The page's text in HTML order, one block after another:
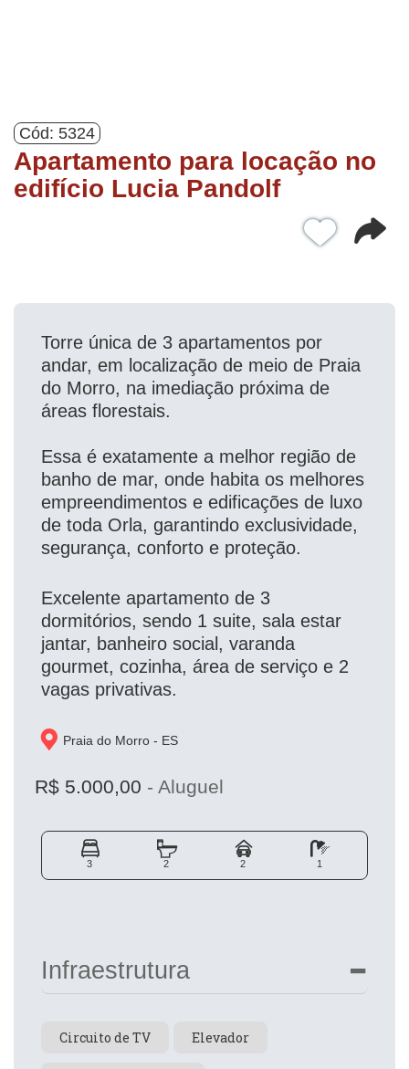
Cód: 5324
Apartamento para locação no
edifício Lucia Pandolf
Torre única de 3 apartamentos por
andar, em localização de meio de Praia
do Morro, na imediação próxima de
áreas florestais.
Essa é exatamente a melhor região de
banho de mar, onde habita os melhores
empreendimentos e edificações de luxo
de toda Orla, garantindo exclusividade,
segurança, conforto e proteção.
Excelente apartamento de 3
dormitórios, sendo 1 suite, sala estar
jantar, banheiro social, varanda
gourmet, cozinha, área de serviço e 2
vagas privativas.
Praia do Morro - ES
R$ 5.000,00 - Aluguel
3 2 2 1
Infraestrutura
Circuito de TV Elevador